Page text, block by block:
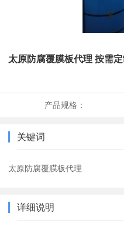
太原防腐覆膜板代理 按需定
产品规格：
关键词
太原防腐覆膜板代理
详细说明